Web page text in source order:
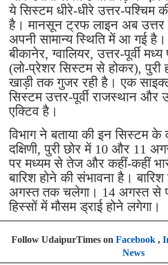
ये सिस्टम धीरे-धीरे उत्तर-पश्चिम
है। मानसून ट्रफ लाइन अब उत्तर
अपनी सामान्य स्थिति में आ गई है।
बीकानेर, ग्वालियर, उत्तर-पूर्वी
(लो-प्रेशर सिस्टम से होकर), पुरी
खाड़ी तक गुजर रही है। एक
सिस्टम उत्तर-पूर्वी राजस्थान और
एक्टिव है।
विभाग ने बताया की इन सिस्टम
दक्षिणी, पुरी छोर में 10 और 11
पर मध्यम से तेज और कहीं-कहीं
बारिश होने की संभावना है।
अगस्त तक चलेगा। 14 अगस्त से
हिस्सों में मौसम ड्राई होने लगेगा।
Follow UdaipurTimes on Facebook,
News